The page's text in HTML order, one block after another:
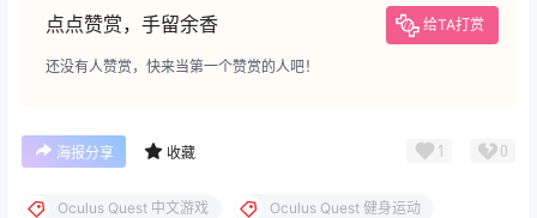
点点赞赏，手留余香 给TA打赏
还没有人赞赏，快来当第一个赞赏的人吧！
海报分享 收藏 1 0
Oculus Quest 中文游戏 Oculus Quest 健身运动